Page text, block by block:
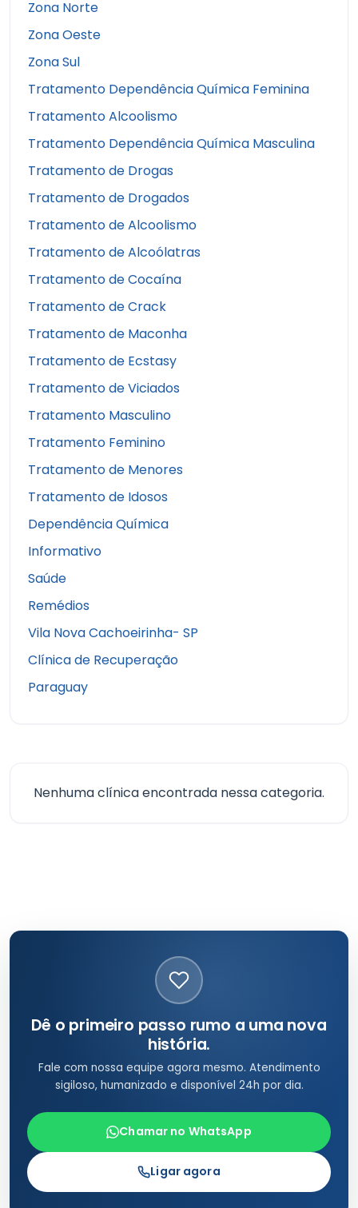
Zona Norte
Zona Oeste
Zona Sul
Tratamento Dependência Química Feminina
Tratamento Alcoolismo
Tratamento Dependência Química Masculina
Tratamento de Drogas
Tratamento de Drogados
Tratamento de Alcoolismo
Tratamento de Alcoólatras
Tratamento de Cocaína
Tratamento de Crack
Tratamento de Maconha
Tratamento de Ecstasy
Tratamento de Viciados
Tratamento Masculino
Tratamento Feminino
Tratamento de Menores
Tratamento de Idosos
Dependência Química
Informativo
Saúde
Remédios
Vila Nova Cachoeirinha- SP
Clínica de Recuperação
Paraguay
Nenhuma clínica encontrada nessa categoria.
Dê o primeiro passo rumo a uma nova
história.
Fale com nossa equipe agora mesmo. Atendimento
sigiloso, humanizado e disponível 24h por dia.
Chamar no WhatsApp
Ligar agora